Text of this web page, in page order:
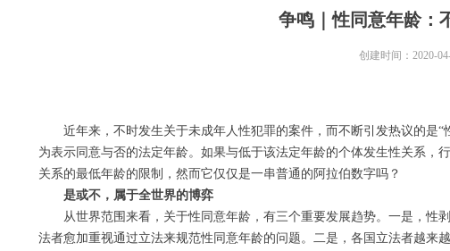
争鸣｜性同意年龄：
近年来，不时发生关于未成年人性犯罪的案件，而不断引发热议的是
为表示同意与否的法定年龄。如果与低于该法定年龄的个体发生性关系
关系的最低年龄的限制，然而它仅仅是一串普通的阿拉伯数字吗？
是或不，属于全世界的博弈
从世界范围来看，关于性同意年龄，有三个重要发展趋势。一是，性
法者愈加重视通过立法来规范性同意年龄的问题。二是，各国立法者越来
创建时间： 2020-